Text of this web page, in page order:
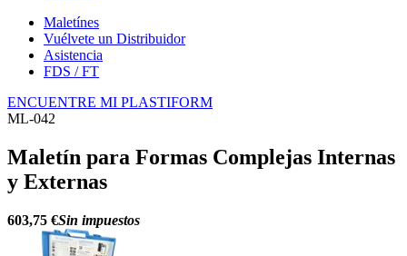
Maletínes
Vuélvete un Distribuidor
Asistencia
FDS / FT
ENCUENTRE MI PLASTIFORM
ML-042
Maletín para Formas Complejas Internas
y Externas
603,75 €Sin impuestos